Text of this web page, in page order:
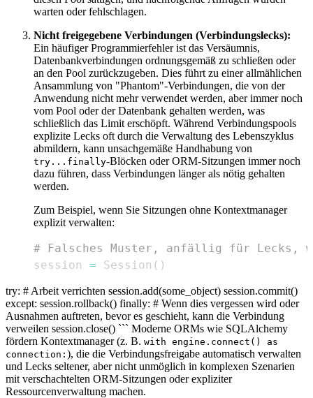
warten oder fehlschlagen.
Nicht freigegebene Verbindungen (Verbindungslecks):
Ein häufiger Programmierfehler ist das Versäumnis,
Datenbankverbindungen ordnungsgemäß zu schließen oder
an den Pool zurückzugeben. Dies führt zu einer allmählichen
Ansammlung von "Phantom"-Verbindungen, die von der
Anwendung nicht mehr verwendet werden, aber immer noch
vom Pool oder der Datenbank gehalten werden, was
schließlich das Limit erschöpft. Während Verbindungspools
explizite Lecks oft durch die Verwaltung des Lebenszyklus
abmildern, kann unsachgemäße Handhabung von
try...finally-Blöcken oder ORM-Sitzungen immer noch
dazu führen, dass Verbindungen länger als nötig gehalten
werden.
Zum Beispiel, wenn Sie Sitzungen ohne Kontextmanager
explizit verwalten:
# Falsches Muster, anfällig für Lecks,
session = Session ( )
try: # Arbeit verrichten session.add(some_object) session.commit()
except: session.rollback() finally: # Wenn dies vergessen wird oder
Ausnahmen auftreten, bevor es geschieht, kann die Verbindung
verweilen session.close() ``` Moderne ORMs wie SQLAlchemy
fördern Kontextmanager (z. B. with engine.connect() as
connection: ), die die Verbindungsfreigabe automatisch verwalten
und Lecks seltener, aber nicht unmöglich in komplexen Szenarien
mit verschachtelten ORM-Sitzungen oder expliziter
Ressourcenverwaltung machen.